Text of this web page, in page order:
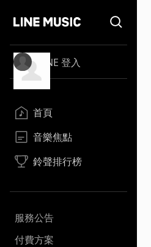
LINE 登入
首頁
音樂焦點
鈴聲排行榜
服務公告
付費方案